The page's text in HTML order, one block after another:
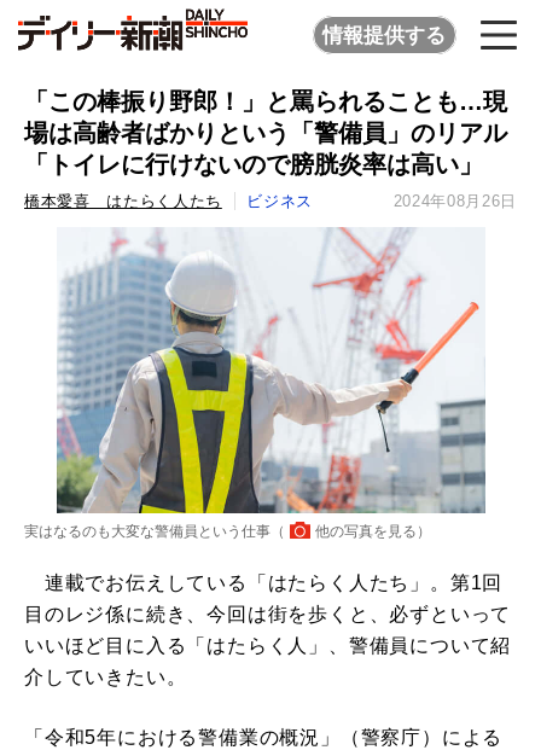
情報提供する
「この棒振り野郎！」と罵られることも…現
場は高齢者ばかりという「警備員」のリアル
「トイレに行けないので膀胱炎率は高い」
橋本愛喜 はたらく人たち ビジネス 2024年08月26日
実はなるのも大変な警備員という仕事（ 他の写真を見る ）
連載でお伝えしている「はたらく人たち」。第1回
目のレジ係に続き、今回は街を歩くと、必ずといって
いいほど目に入る「はたらく人」、警備員について紹
介していきたい。
「令和5年における警備業の概況」（警察庁）による